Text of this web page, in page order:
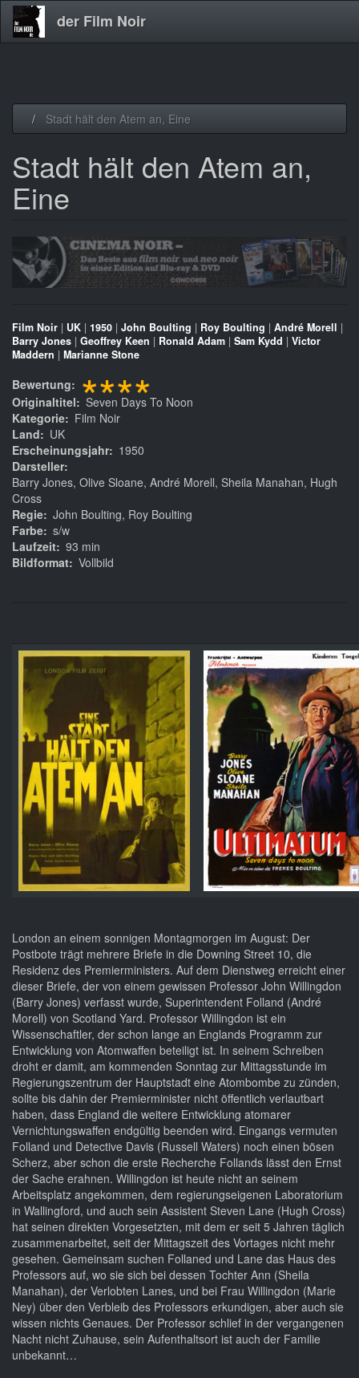
der Film Noir
Stadt hält den Atem an, Eine
Stadt hält den Atem an,
Eine
Film Noir | UK | 1950 | John Boulting | Roy Boulting | André Morell |
Barry Jones | Geoffrey Keen | Ronald Adam | Sam Kydd | Victor
Maddern | Marianne Stone
Bewertung ****
Originaltitel
Seven Days To Noon
Kategorie
Film Noir
Land
UK
Erscheinungsjahr
1950
Darsteller
Barry Jones, Olive Sloane, André Morell, Sheila Manahan, Hugh
Cross
Regie John Boulting, Roy Boulting
Farbe s/w
Laufzeit 93 min
Bildformat Vollbild
London an einem sonnigen Montagmorgen im August: Der
Postbote trägt mehrere Briefe in die Downing Street 10, die
Residenz des Premierministers. Auf dem Dienstweg erreicht einer
dieser Briefe, der von einem gewissen Professor John Willingdon
(Barry Jones) verfasst wurde, Superintendent Folland (André
Morell) von Scotland Yard. Professor Willingdon ist ein
Wissenschaftler, der schon lange an Englands Programm zur
Entwicklung von Atomwaffen beteiligt ist. In seinem Schreiben
droht er damit, am kommenden Sonntag zur Mittagsstunde im
Regierungszentrum der Hauptstadt eine Atombombe zu zünden,
sollte bis dahin der Premierminister nicht öffentlich verlautbart
haben, dass England die weitere Entwicklung atomarer
Vernichtungswaffen endgültig beenden wird. Eingangs vermuten
Folland und Detective Davis (Russell Waters) noch einen bösen
Scherz, aber schon die erste Recherche Follands lässt den Ernst
der Sache erahnen. Willingdon ist heute nicht an seinem
Arbeitsplatz angekommen, dem regierungseigenen Laboratorium
in Wallingford, und auch sein Assistent Steven Lane (Hugh Cross)
hat seinen direkten Vorgesetzten, mit dem er seit 5 Jahren täglich
zusammenarbeitet, seit der Mittagszeit des Vortages nicht mehr
gesehen. Gemeinsam suchen Follaned und Lane das Haus des
Professors auf, wo sie sich bei dessen Tochter Ann (Sheila
Manahan), der Verlobten Lanes, und bei Frau Willingdon (Marie
Ney) über den Verbleib des Professors erkundigen, aber auch sie
wissen nichts Genaues. Der Professor schlief in der vergangenen
Nacht nicht Zuhause, sein Aufenthaltsort ist auch der Familie
unbekannt…